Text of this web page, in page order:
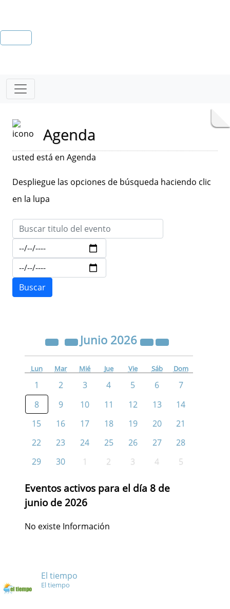
Agenda
usted está en Agenda
Despliegue las opciones de búsqueda haciendo clic
en la lupa
Junio 2026
Lun Mar Mié Jue Vie Sáb Dom
1 2 3 4 5 6
7
8
9 10 11 12 13
14
15
16 17 18 19 20
21
22
23 24 25 26 27
28
29
30 1 2 3 4 5
Eventos activos para el día 8 de
junio de 2026
No existe Información
El tiempo
El tiempo